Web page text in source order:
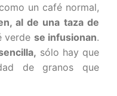
un café normal,
al de una taza de
verde se infusionan.
sólo hay que
de granos que